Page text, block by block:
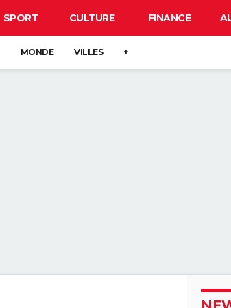
SPORT CULTURE FINANCE
MONDE VILLES +